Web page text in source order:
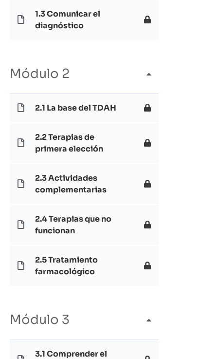
1.3 Comunicar el
diagnóstico
Módulo 2
2.1 La base del TDAH
2.2 Terapias de
primera elección
2.3 Actividades
complementarias
2.4 Terapias que no
funcionan
2.5 Tratamiento
farmacológico
Módulo 3
3.1 Comprender el